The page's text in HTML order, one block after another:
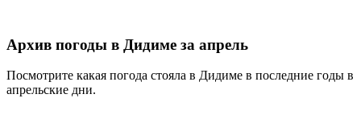
Архив погоды в Дидиме за апрель
Посмотрите какая погода стояла в Дидиме в последние годы в
апрельские дни.